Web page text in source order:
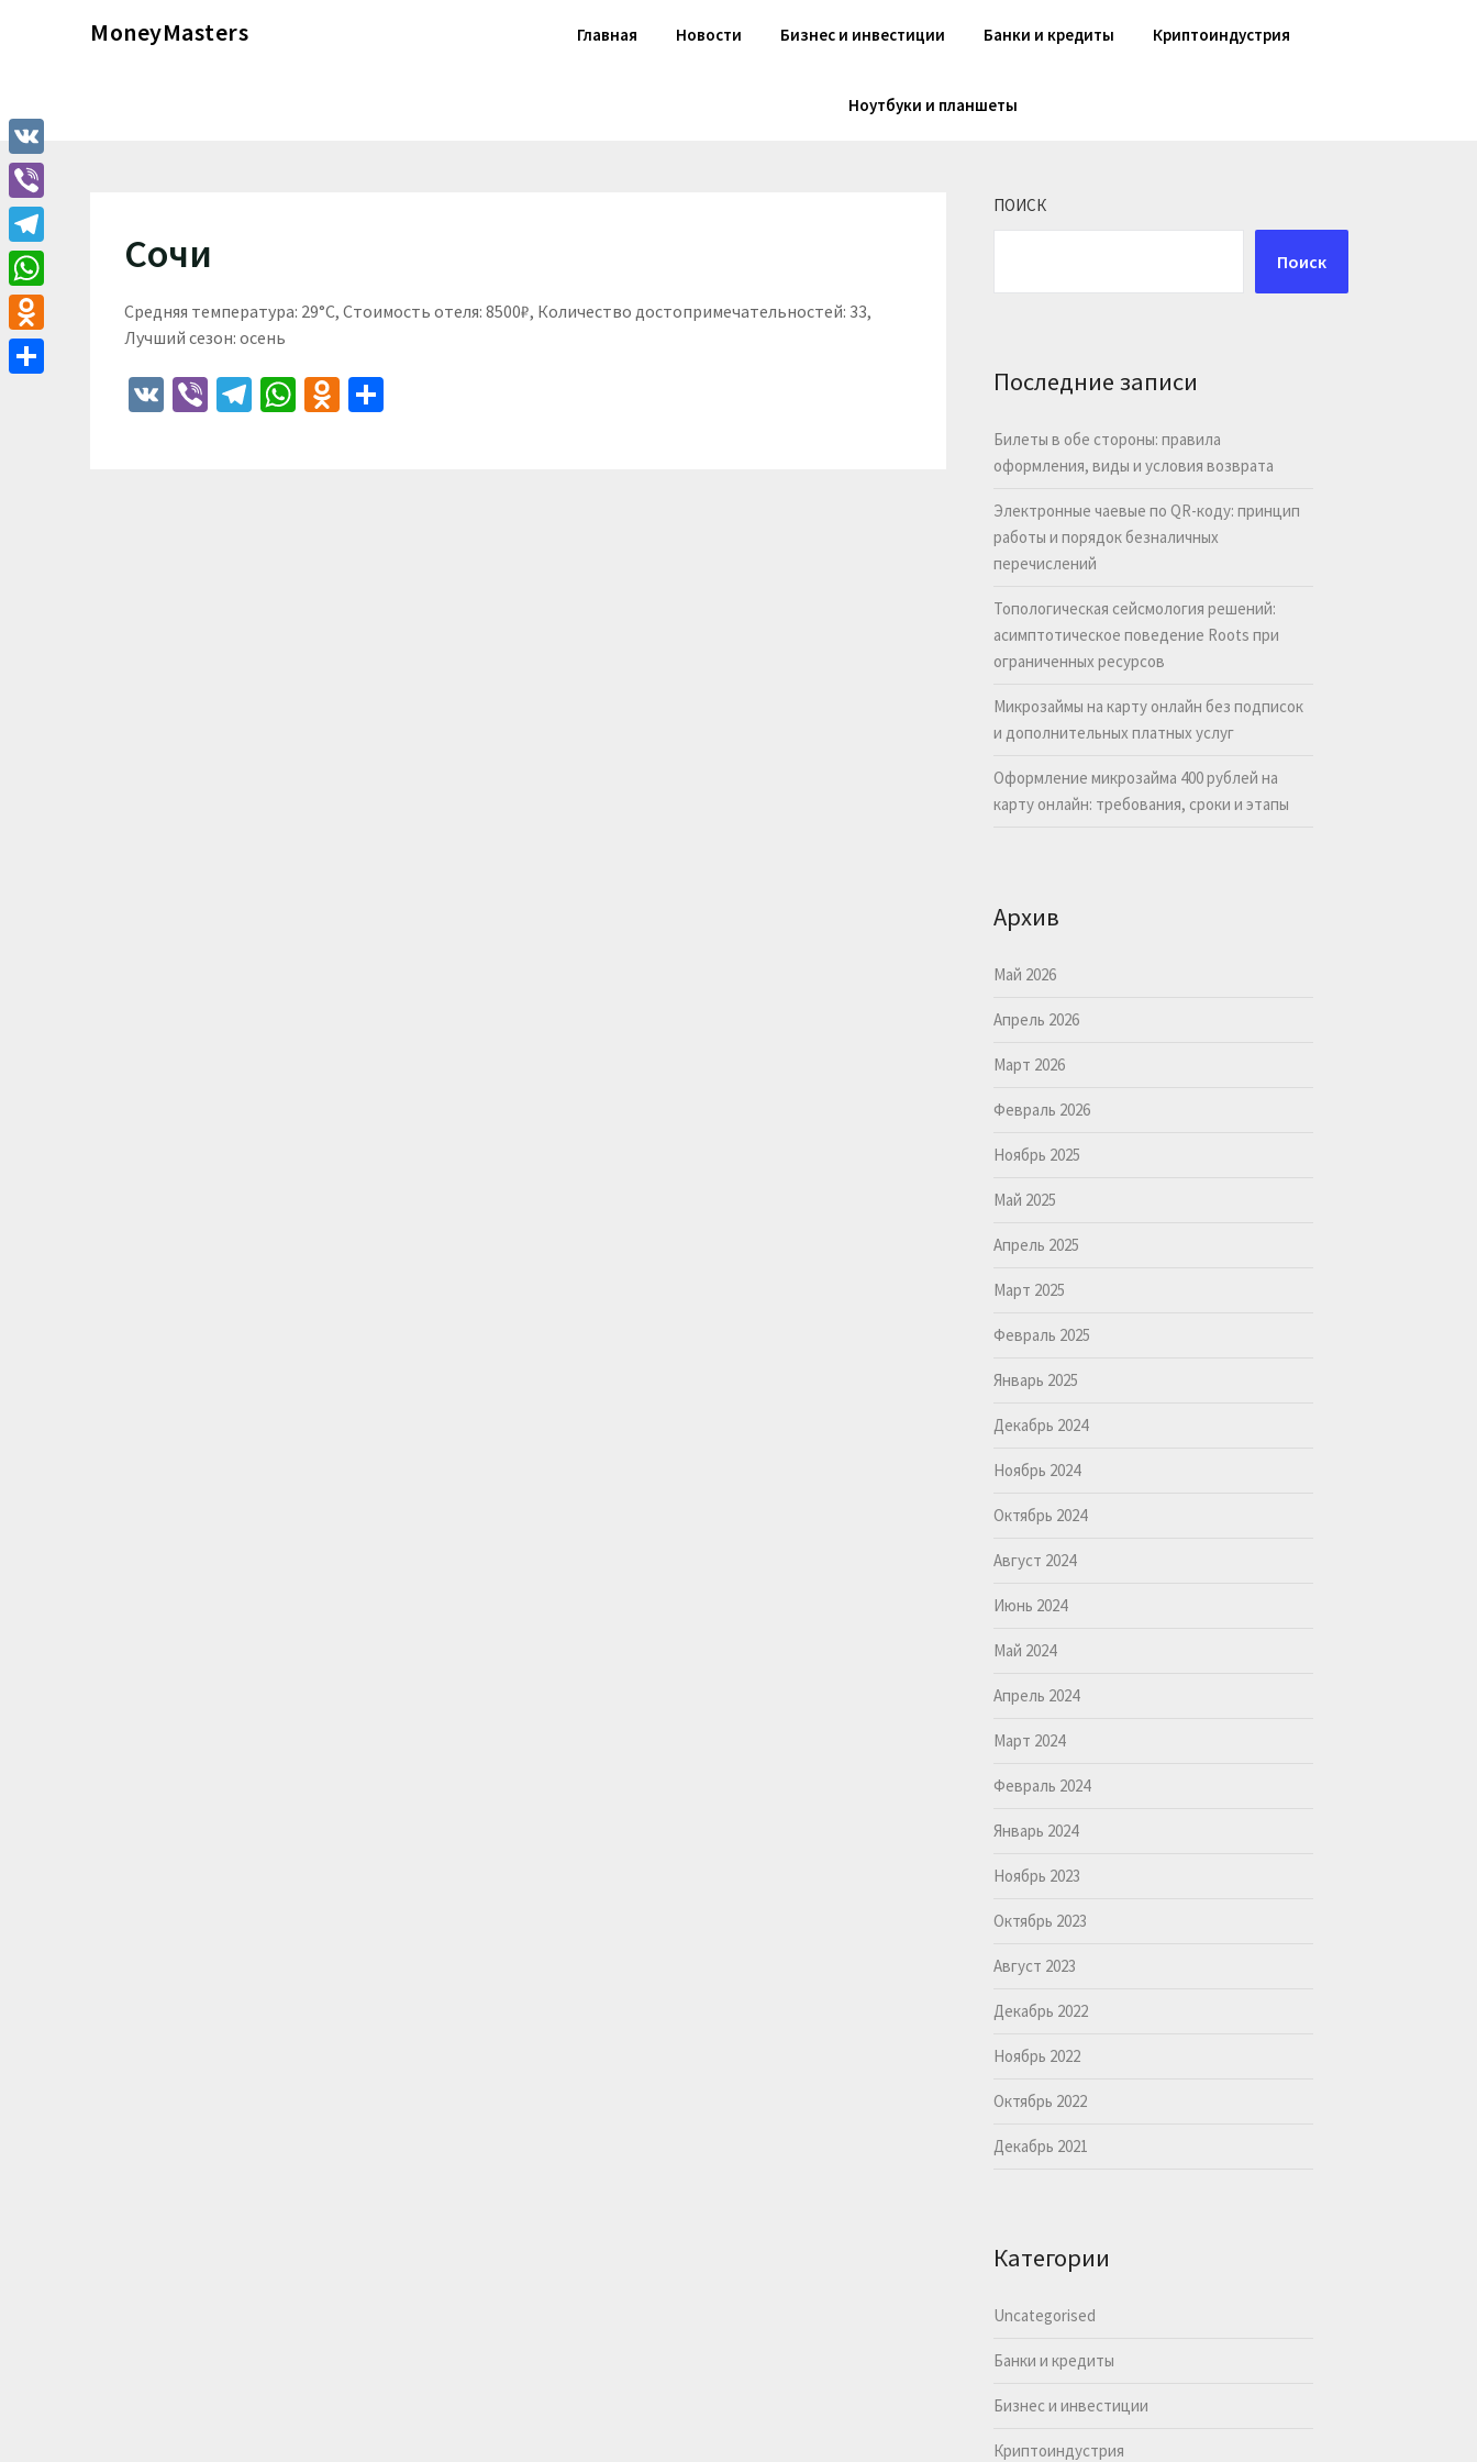
MoneyMasters Главная Новости Бизнес и инвестиции Банки и кредиты Криптоиндустрия
Ноутбуки и планшеты
Сочи
Средняя температура: 29°C, Стоимость отеля: 8500₽, Количество достопримечательностей: 33,
Лучший сезон: осень
VK ViberTelegram
WhatsApp
Odnoklassniki
ПОИСК
Поиск
Последние записи
Билеты в обе стороны: правила
оформления, виды и условия возврата
Электронные чаевые по QR-коду: принцип
работы и порядок безналичных
перечислений
Топологическая сейсмология решений:
асимптотическое поведение Roots при
ограниченных ресурсов
Микрозаймы на карту онлайн без подписок
и дополнительных платных услуг
Оформление микрозайма 400 рублей на
карту онлайн: требования, сроки и этапы
Архив
Май 2026
Апрель 2026
Март 2026
Февраль 2026
Ноябрь 2025
Май 2025
Апрель 2025
Март 2025
Февраль 2025
Январь 2025
Декабрь 2024
Ноябрь 2024
Октябрь 2024
Август 2024
Июнь 2024
Май 2024
Апрель 2024
Март 2024
Февраль 2024
Январь 2024
Ноябрь 2023
Октябрь 2023
Август 2023
Декабрь 2022
Ноябрь 2022
Октябрь 2022
Декабрь 2021
Категории
Uncategorised
Банки и кредиты
Бизнес и инвестиции
Криптоиндустрия
VK
Viber
Telegram
WhatsApp
Odnoklassniki